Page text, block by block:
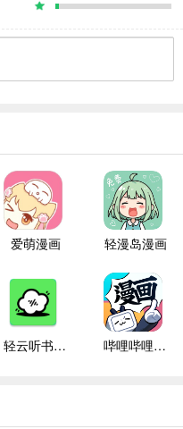
爱萌漫画 轻漫岛漫画
轻云听书纯净版 哔哩哔哩漫画